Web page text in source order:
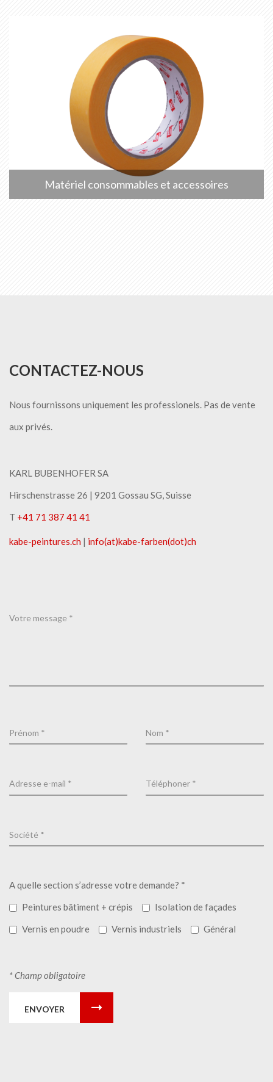
Matériel consommables et accessoires
CONTACTEZ-NOUS
Nous fournissons uniquement les professionels. Pas de vente
aux privés.
KARL BUBENHOFER SA
Hirschenstrasse 26 | ​9201 Gossau SG, Suisse
T +41 71 387 41 41
kabe-peintures.ch | info(at)kabe-​farben(dot)ch
A quelle section s’adresse votre demande? *
Peintures bâtiment + crépis
Isolation de façades
Vernis en poudre
Vernis industriels Général
* Champ obligatoire
ENVOYER